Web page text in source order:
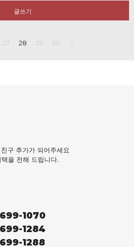
글쓰기
27 28 29 30
구 추가가 되어주세요
을 전해 드립니다.
1070
1284
1288